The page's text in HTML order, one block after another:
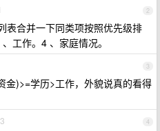
2
表合并一下同类项按照优先级排
工作。4 、家庭情况。
3
金)>=学历>工作，外貌说真的看得
4
3